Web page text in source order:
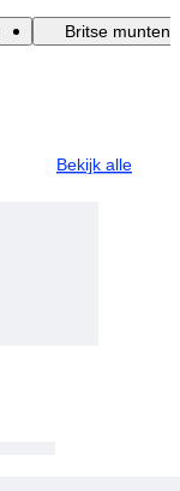
Britse munten
Bekijk alle